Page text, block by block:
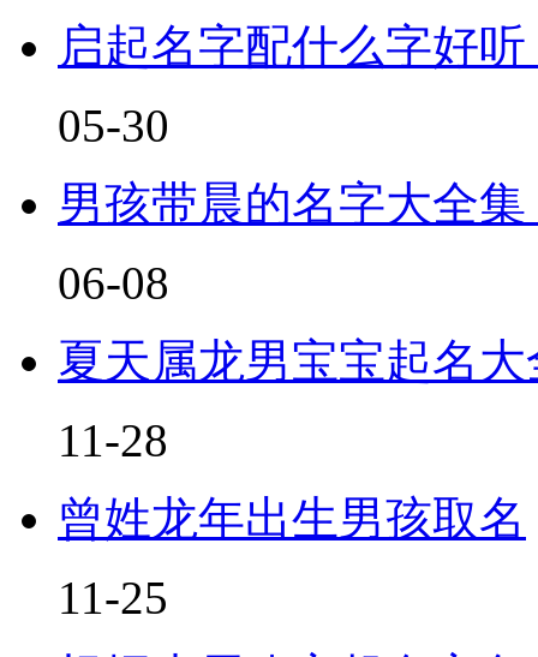
启起名字配什么字好
05-30
男孩带晨的名字大全
06-08
夏天属龙男宝宝起名大
11-28
曾姓龙年出生男孩取名
11-25